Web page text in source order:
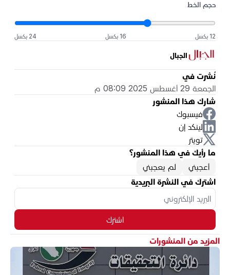
حجم الخط
12 بكسل 16 بكسل 24 بكسل
الجبال
نُشرت في
الجمعة 29 أغسطس 2025 08:09 م
شارك هذا المنشور
فيسبوك
لينكد إن
تويتر
ما رأيك في هذا المنشور؟
أعجبني
لم يعجبني
اشترك في النشرة البريدية
اشترك
المزيد من المنشورات